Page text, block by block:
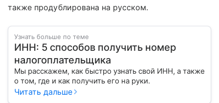
также продублирована на русском.
Узнать больше по теме
ИНН: 5 способов получить номер
налогоплательщика
Мы расскажем, как быстро узнать свой ИНН, а также
о том, где и как получить его на руки.
Читать дальше